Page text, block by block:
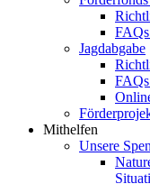
Jagdabgabe
FAQs
Mithelfen
Unsere